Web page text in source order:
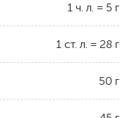
1 ч. л. = 5 г
1 ст. л. = 28 г
50 г